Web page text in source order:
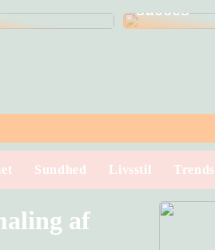
succes
Sundhed Livsstil Trends
af